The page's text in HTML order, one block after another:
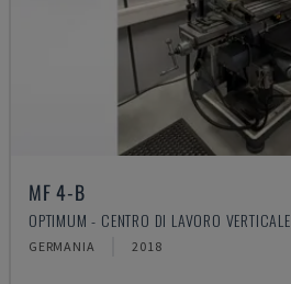
MF 4-B
OPTIMUM - CENTRO DI LAVORO VERTICALE
GERMANIA 2018